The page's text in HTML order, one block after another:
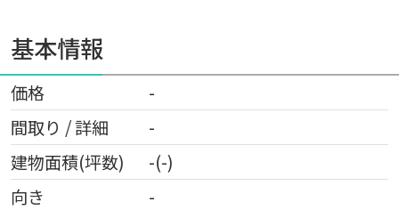
基本情報
価格
-
間取り / 詳細
-
建物面積(坪数)
-(-)
向き
-